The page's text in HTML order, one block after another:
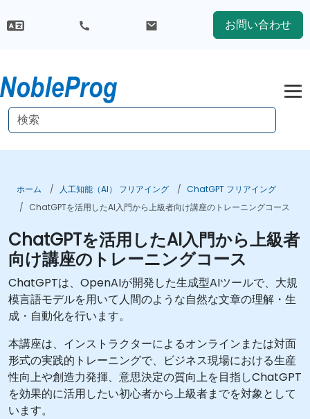
お問い合わせ
ホーム 人工知能（AI） フリアイング
ChatGPT フリアイング
ChatGPTを活用したAI入門から上級者向け講座のトレーニングコース
ChatGPTを活用したAI入門から上級者
向け講座のトレーニングコース
ChatGPTは、OpenAIが開発した生成型AIツールで、大規
模言語モデルを用いて人間のような自然な文章の理解・生
成・自動化を行います。
本講座は、インストラクターによるオンラインまたは対面
形式の実践的トレーニングで、ビジネス現場における生産
性向上や創造力発揮、意思決定の質向上を目指しChatGPT
を効果的に活用したい初心者から上級者までを対象として
います。